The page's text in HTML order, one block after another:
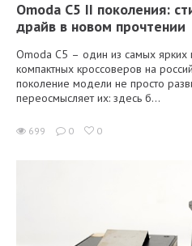
Omoda C5 II поколения:
драйв в новом прочтении
Omoda C5 – один из самых ярких
компактных кроссоверов на
поколение модели не просто
переосмысляет их: здесь б...
699 0 0